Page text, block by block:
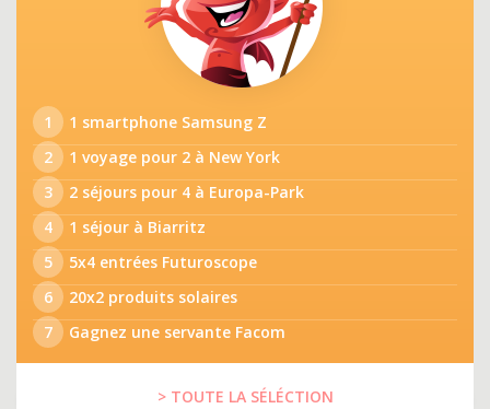
1
1 smartphone Samsung Z
2
1 voyage pour 2 à New York
3
2 séjours pour 4 à Europa-Park
4
1 séjour à Biarritz
5
5x4 entrées Futuroscope
6
20x2 produits solaires
7
Gagnez une servante Facom
> TOUTE LA SÉLÉCTION